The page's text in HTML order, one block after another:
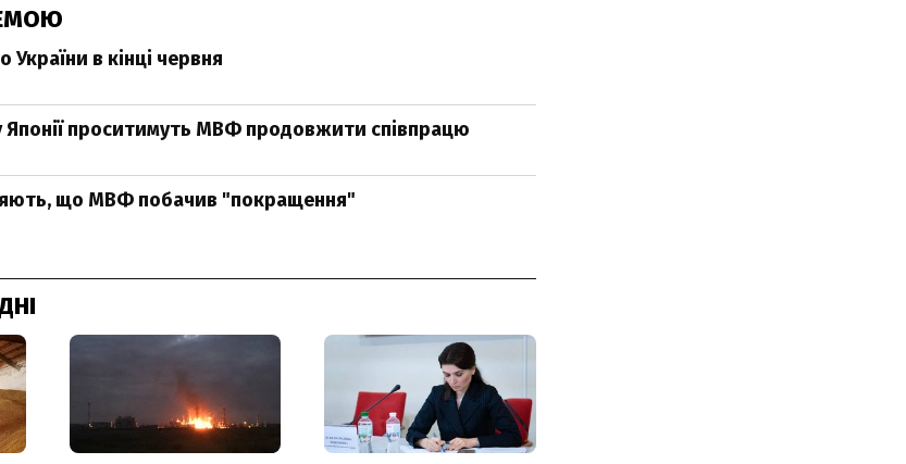
України в кінці червня
Японії проситимуть МВФ продовжити співпрацю
що МВФ побачив "покращення"